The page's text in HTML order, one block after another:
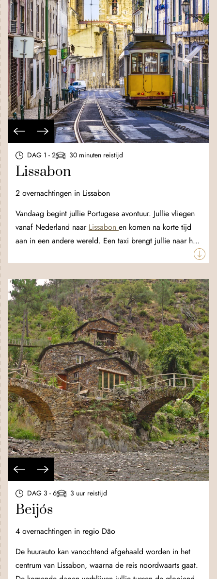
DAG 1 - 2 30 minuten reistijd
Lissabon
2 overnachtingen in Lissabon
Vandaag begint jullie Portugese avontuur. Jullie vliegen
vanaf Nederland naar Lissabon en komen na korte tijd
aan in een andere wereld. Een taxi brengt jullie naar het
sfeervolle kleinschalige hotel in het hart van Lisboa. De
Neem tram 28 en ontdek de volkswijken Alfama en
Bairro Alto en geniet van de vergezichten vanaf de vele
Miradouros in de stad. Bij jullie reis is ook een
begeleide fietstour door Lissabon met Nederlandstalige
gids inbegrepen.
DAG 3 - 6 3 uur reistijd
Beijós
4 overnachtingen in regio Dão
De huurauto kan vanochtend afgehaald worden in het
centrum van Lissabon, waarna de reis noordwaarts gaat.